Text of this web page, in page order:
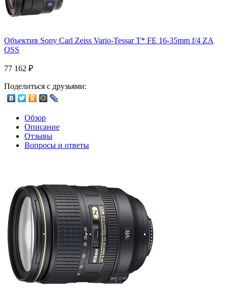
Объектив Sony Carl Zeiss Vario-Tessar T* FE 16-35mm f/4 ZA
OSS
77 162 ₽
Поделиться с друзьями:
Обзор
Описание
Отзывы
Вопросы и ответы